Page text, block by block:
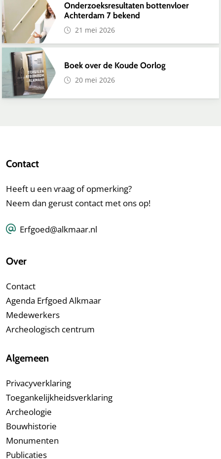
Onderzoeksresultaten bottenvloer
Achterdam 7 bekend
21 mei 2026
Boek over de Koude Oorlog
20 mei 2026
Contact
Heeft u een vraag of opmerking?
Neem dan gerust contact met ons op!
Erfgoed@alkmaar.nl
Over
Contact
Agenda Erfgoed Alkmaar
Medewerkers
Archeologisch centrum
Algemeen
Privacyverklaring
Toegankelijkheidsverklaring
Archeologie
Bouwhistorie
Monumenten
Publicaties